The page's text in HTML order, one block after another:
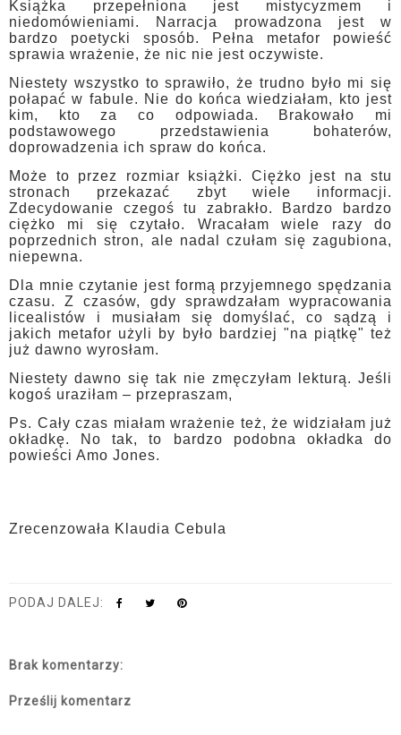
Książka przepełniona jest mistycyzmem i
niedomówieniami. Narracja prowadzona jest w
bardzo poetycki sposób. Pełna metafor powieść
sprawia wrażenie, że nic nie jest oczywiste.
Niestety wszystko to sprawiło, że trudno było mi się
połapać w fabule. Nie do końca wiedziałam, kto jest
kim, kto za co odpowiada. Brakowało mi
podstawowego przedstawienia bohaterów,
doprowadzenia ich spraw do końca.
Może to przez rozmiar książki. Ciężko jest na stu
stronach przekazać zbyt wiele informacji.
Zdecydowanie czegoś tu zabrakło. Bardzo bardzo
ciężko mi się czytało. Wracałam wiele razy do
poprzednich stron, ale nadal czułam się zagubiona,
niepewna.
Dla mnie czytanie jest formą przyjemnego spędzania
czasu. Z czasów, gdy sprawdzałam wypracowania
licealistów i musiałam się domyślać, co sądzą i
jakich metafor użyli by było bardziej "na piątkę" też
już dawno wyrosłam.
Niestety dawno się tak nie zmęczyłam lekturą. Jeśli
kogoś uraziłam – przepraszam,
Ps. Cały czas miałam wrażenie też, że widziałam już
okładkę. No tak, to bardzo podobna okładka do
powieści Amo Jones.
Zrecenzowała Klaudia Cebula
PODAJ DALEJ:
Brak komentarzy:
Prześlij komentarz